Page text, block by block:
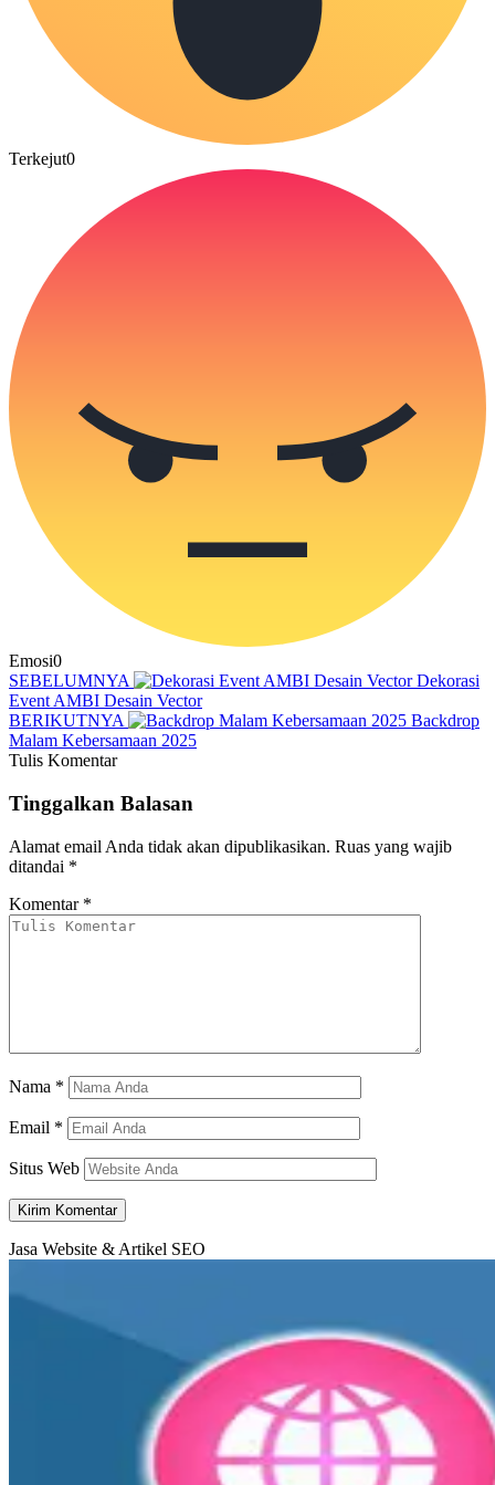
Terkejut0
Emosi0
SEBELUMNYA
Dekorasi
Event AMBI Desain Vector
BERIKUTNYA
Backdrop
Malam Kebersamaan 2025
Tulis Komentar
Tinggalkan Balasan
Alamat email Anda tidak akan dipublikasikan. Ruas yang wajib
ditandai *
Komentar *
Nama *
Email *
Situs Web
Jasa Website & Artikel SEO